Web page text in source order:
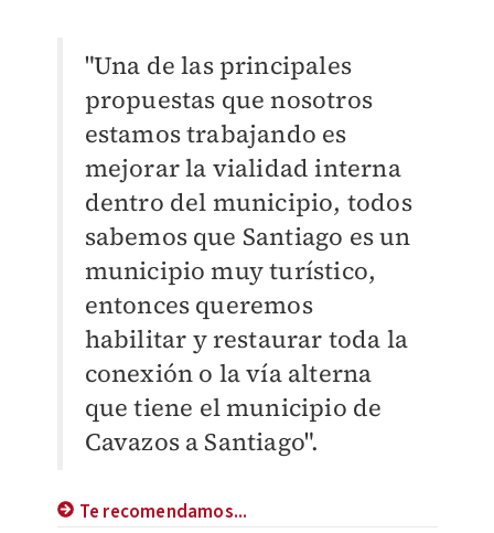
"Una de las principales
propuestas que nosotros
estamos trabajando es
mejorar la vialidad interna
dentro del municipio, todos
sabemos que Santiago es un
municipio muy turístico,
entonces queremos
habilitar y restaurar toda la
conexión o la vía alterna
que tiene el municipio de
Cavazos a Santiago".
Te recomendamos...